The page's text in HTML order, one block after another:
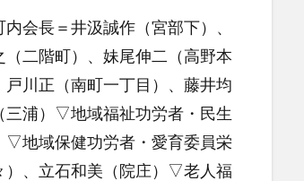
会長＝井汲誠作（宮部下）、
二階町）、妹尾伸二（高野本
川正（南町一丁目）、藤井均
三浦）▽地域福祉功労者・民生
▽地域保健功労者・愛育委員栄
）、立石和美（院庄）▽老人福